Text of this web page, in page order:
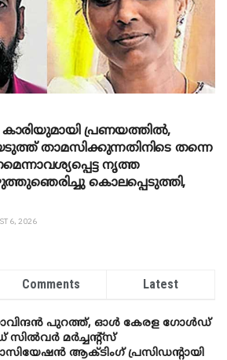
കാരിയുമായി പ്രണയത്തിൽ,
താമസിക്കുന്നതിനിടെ തന്നെ
നൃത്ത
കൊലപ്പെടുത്തി,
6, 2026
Comments Latest
പുറത്ത്, ഓൾ കേരള ഗോൾഡ്
മർച്ചന്റ്സ്
ആക്ടിംഗ് പ്രസിഡന്റായി